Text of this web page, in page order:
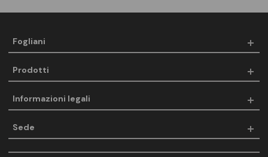
Fogliani
Prodotti
Informazioni legali
Sede